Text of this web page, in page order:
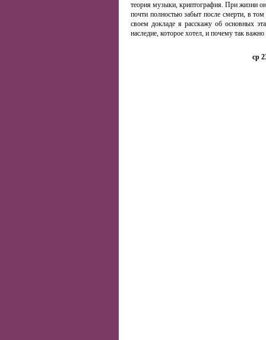
теория музыки, криптография. При жизни он
почти полностью забыт после смерти, в
своем докладе я расскажу об основных
наследие, которое хотел, и почему так
ср